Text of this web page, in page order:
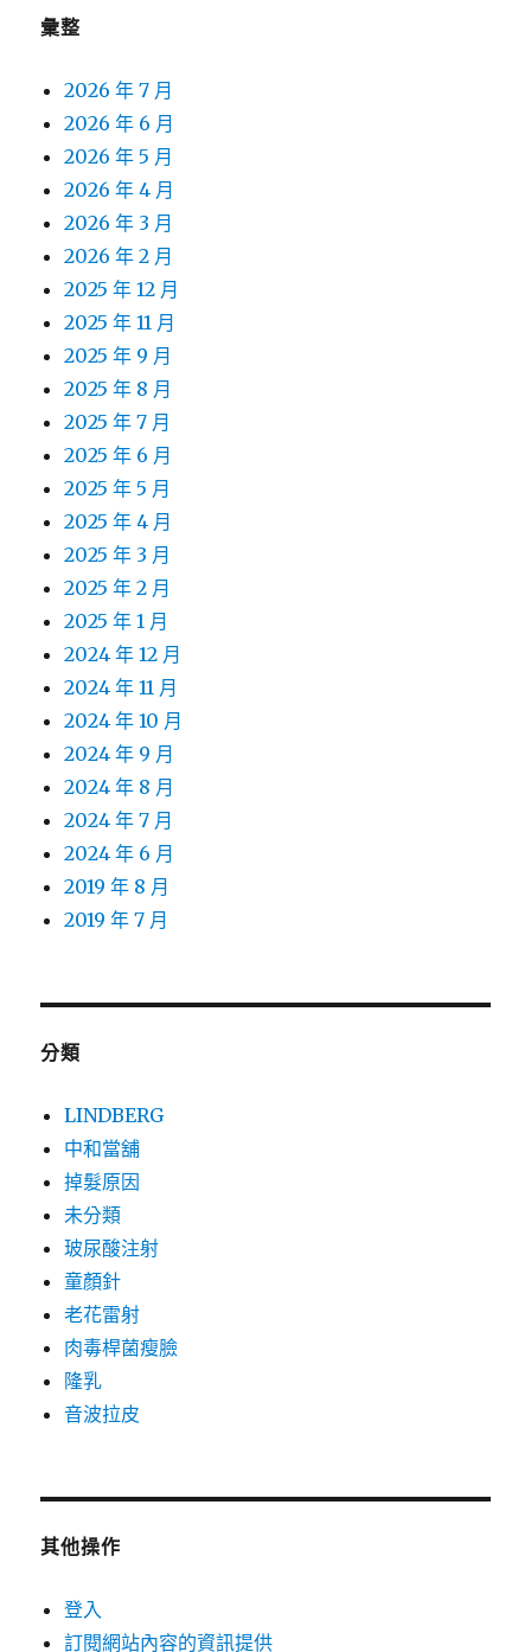
彙整
2026 年 7 月
2026 年 6 月
2026 年 5 月
2026 年 4 月
2026 年 3 月
2026 年 2 月
2025 年 12 月
2025 年 11 月
2025 年 9 月
2025 年 8 月
2025 年 7 月
2025 年 6 月
2025 年 5 月
2025 年 4 月
2025 年 3 月
2025 年 2 月
2025 年 1 月
2024 年 12 月
2024 年 11 月
2024 年 10 月
2024 年 9 月
2024 年 8 月
2024 年 7 月
2024 年 6 月
2019 年 8 月
2019 年 7 月
分類
LINDBERG
中和當舖
掉髮原因
未分類
玻尿酸注射
童顏針
老花雷射
肉毒桿菌瘦臉
隆乳
音波拉皮
其他操作
登入
訂閱網站內容的資訊提供